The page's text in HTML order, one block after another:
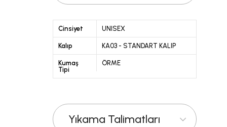
Cinsiyet UNISEX
Kalıp KA03 - STANDART KALIP
Kumaş
Tipi
ÖRME
Yıkama Talimatları